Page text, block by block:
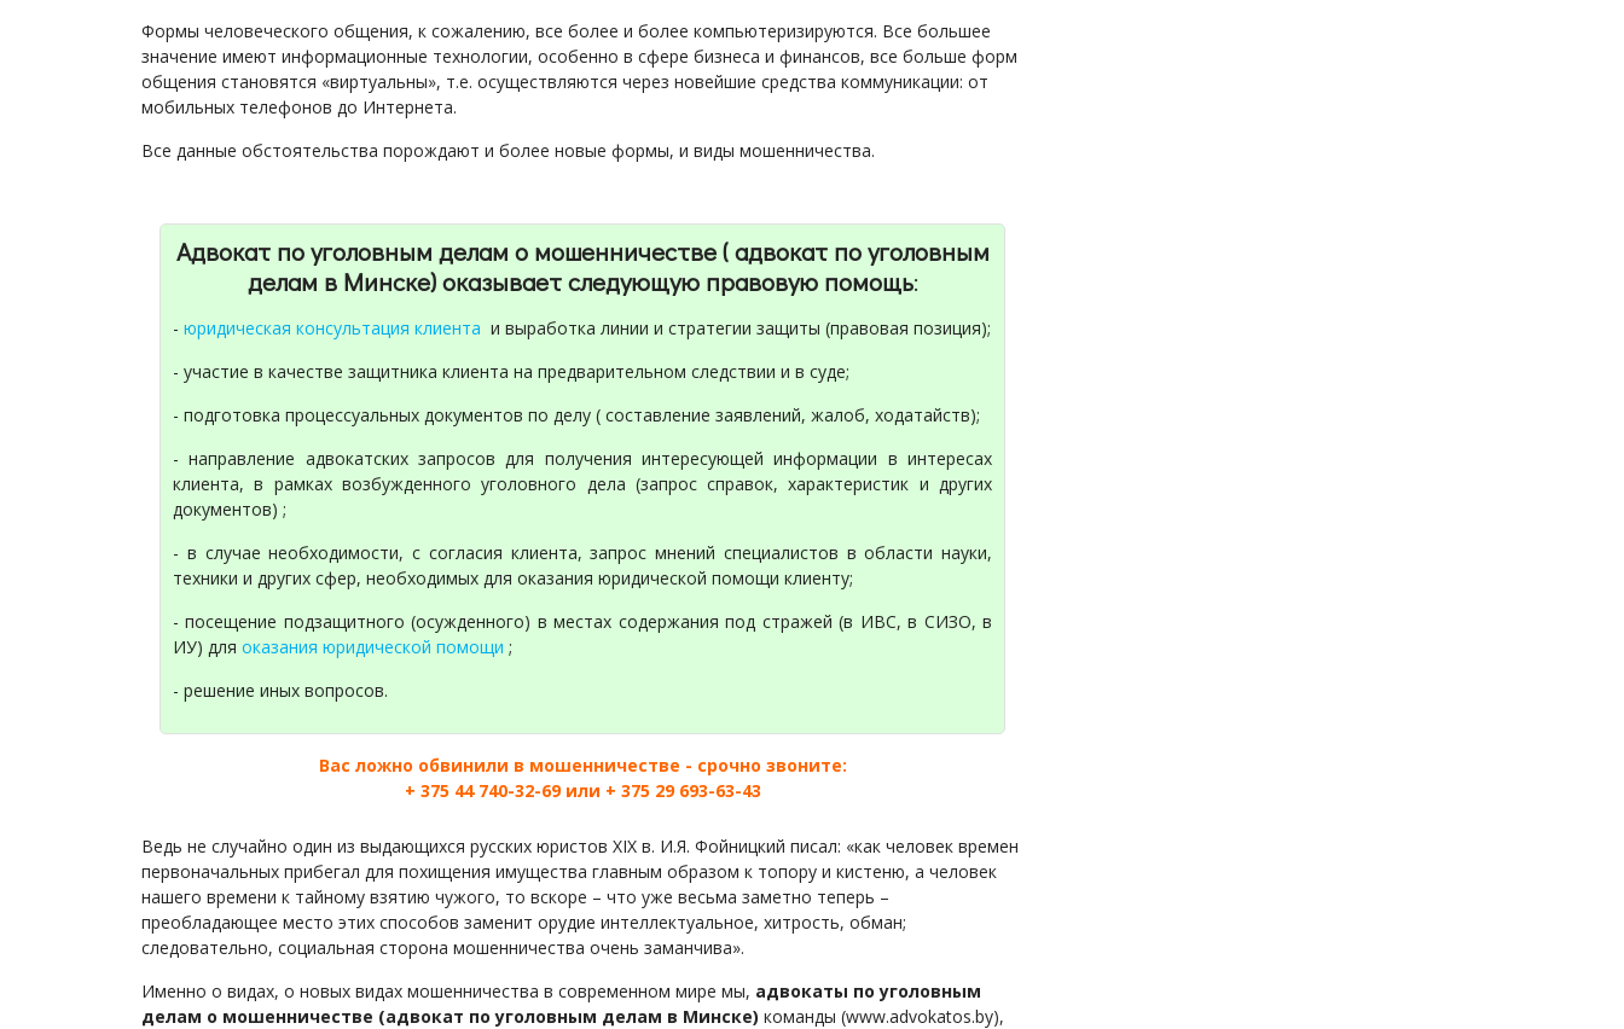
Формы человеческого общения, к сожалению, все более и более компьютеризируются. Все большее
значение имеют информационные технологии, особенно в сфере бизнеса и финансов, все больше форм
общения становятся «виртуальны», т.е. осуществляются через новейшие средства коммуникации: от
мобильных телефонов до Интернета.
Все данные обстоятельства порождают и более новые формы, и виды мошенничества.
Адвокат по уголовным делам о мошенничестве ( адвокат по уголовным
делам в Минске) оказывает следующую правовую помощь:
- юридическая консультация клиента и выработка линии и стратегии защиты (правовая позиция);
- участие в качестве защитника клиента на предварительном следствии и в суде;
- подготовка процессуальных документов по делу ( составление заявлений, жалоб, ходатайств);
- направление адвокатских запросов для получения интересующей информации в интересах
клиента, в рамках возбужденного уголовного дела (запрос справок, характеристик и других
документов) ;
- в случае необходимости, с согласия клиента, запрос мнений специалистов в области науки,
техники и других сфер, необходимых для оказания юридической помощи клиенту;
- посещение подзащитного (осужденного) в местах содержания под стражей (в ИВС, в СИЗО, в
ИУ) для оказания юридической помощи ;
- решение иных вопросов.
Вас ложно обвинили в мошенничестве - срочно звоните:
+ 375 44 740-32-69 или + 375 29 693-63-43
Ведь не случайно один из выдающихся русских юристов XIX в. И.Я. Фойницкий писал: «как человек времен
первоначальных прибегал для похищения имущества главным образом к топору и кистеню, а человек
нашего времени к тайному взятию чужого, то вскоре – что уже весьма заметно теперь –
преобладающее место этих способов заменит орудие интеллектуальное, хитрость, обман;
следовательно, социальная сторона мошенничества очень заманчива».
Именно о видах, о новых видах мошенничества в современном мире мы, адвокаты по уголовным
делам о мошенничестве (адвокат по уголовным делам в Минске) команды (www.advokatos.by),